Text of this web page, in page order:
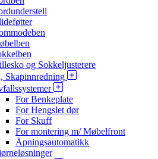
og Sokkeljusterere
Skapinnredning
For Benkeplate
For Hengslet dør
For Skuff
For montering m/ Møbelfront
Åpningsautomatikk